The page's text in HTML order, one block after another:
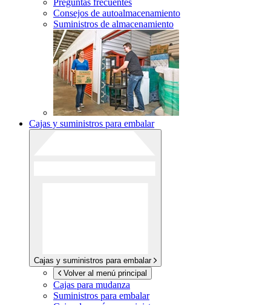
Consejos de autoalmacenamiento
Suministros de almacenamiento
Cajas y suministros para embalar
Cajas y suministros para embalar
Volver al menú principal
Cajas para mudanza
Suministros para embalar